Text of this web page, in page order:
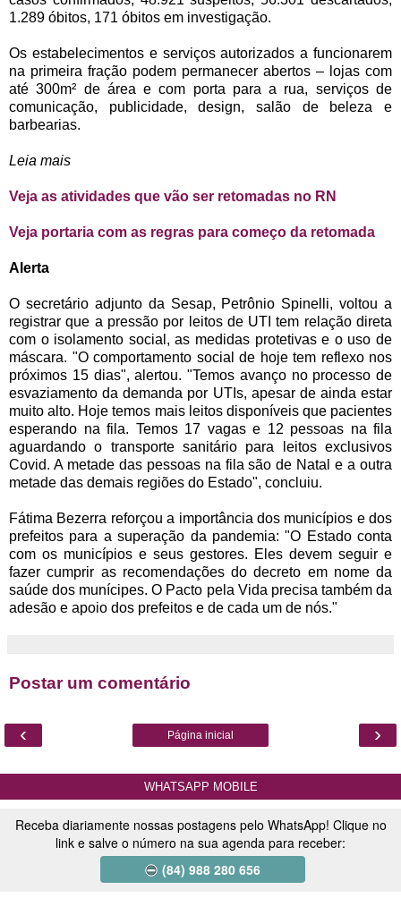
1.289 óbitos, 171 óbitos em investigação.
Os estabelecimentos e serviços autorizados a funcionarem
na primeira fração podem permanecer abertos – lojas com
até 300m² de área e com porta para a rua, serviços de
comunicação, publicidade, design, salão de beleza e
barbearias.
Leia mais
Veja as atividades que vão ser retomadas no RN
Veja portaria com as regras para começo da retomada
Alerta
O secretário adjunto da Sesap, Petrônio Spinelli, voltou a
registrar que a pressão por leitos de UTI tem relação direta
com o isolamento social, as medidas protetivas e o uso de
máscara. "O comportamento social de hoje tem reflexo nos
próximos 15 dias", alertou. "Temos avanço no processo de
esvaziamento da demanda por UTIs, apesar de ainda estar
muito alto. Hoje temos mais leitos disponíveis que pacientes
esperando na fila. Temos 17 vagas e 12 pessoas na fila
aguardando o transporte sanitário para leitos exclusivos
Covid. A metade das pessoas na fila são de Natal e a outra
metade das demais regiões do Estado", concluiu.
Fátima Bezerra reforçou a importância dos municípios e dos
prefeitos para a superação da pandemia: "O Estado conta
com os municípios e seus gestores. Eles devem seguir e
fazer cumprir as recomendações do decreto em nome da
saúde dos munícipes. O Pacto pela Vida precisa também da
adesão e apoio dos prefeitos e de cada um de nós."
Postar um comentário
‹ ›
Página inicial
WHATSAPP MOBILE
Receba diariamente nossas postagens pelo WhatsApp! Clique no
link e salve o número na sua agenda para receber:
(84) 988 280 656